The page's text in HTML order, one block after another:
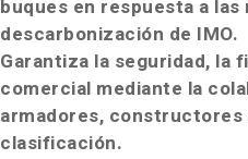
buques en respuesta a
descarbonización de IMO.
Garantiza la seguridad, la
comercial mediante la
armadores, constructores
clasificación.